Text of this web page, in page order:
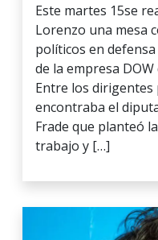
Este martes 15se
Lorenzo una mesa
políticos en
de la empresa
Entre los
encontraba el
Frade que planteó
trabajo y […]